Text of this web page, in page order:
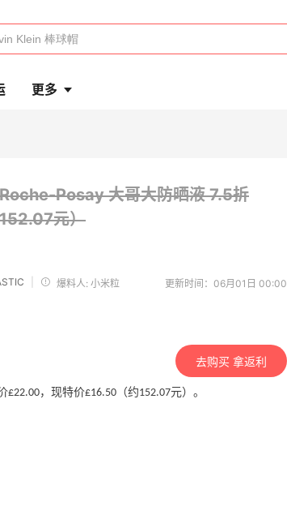
更多
Posay 大哥大防晒液7.5折
元）
爆料人: 小米粒 更新时间：06月01日 00:00
去购买 拿返利
£22.00，现特价£16.50（约152.07元）。